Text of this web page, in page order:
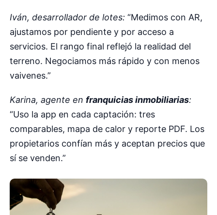
Iván, desarrollador de lotes: “Medimos con AR,
ajustamos por pendiente y por acceso a
servicios. El rango final reflejó la realidad del
terreno. Negociamos más rápido y con menos
vaivenes.”
Karina, agente en franquicias inmobiliarias:
“Uso la app en cada captación: tres
comparables, mapa de calor y reporte PDF. Los
propietarios confían más y aceptan precios que
sí se venden.”